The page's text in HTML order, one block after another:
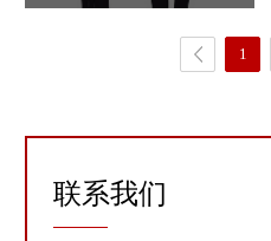
1
联系我们